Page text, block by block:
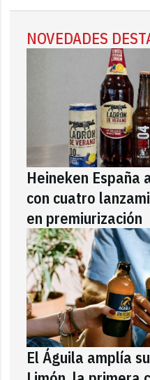
NOVEDADES
Heineken España
con cuatro
en premiurización
El Águila amplía